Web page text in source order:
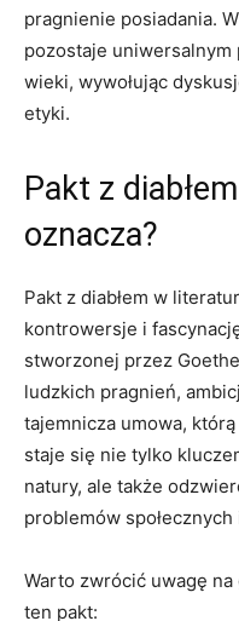
pragnienie posiadania.
pozostaje uniwersalnym
wieki, wywołując
etyki.
Pakt z
oznacza?
Pakt z diabłem w
kontrowersje i
stworzonej przez
ludzkich pragnień,
tajemnicza umowa,
staje się nie tylko
natury, ale także
problemów
Warto zwrócić uwagę na
ten pakt: